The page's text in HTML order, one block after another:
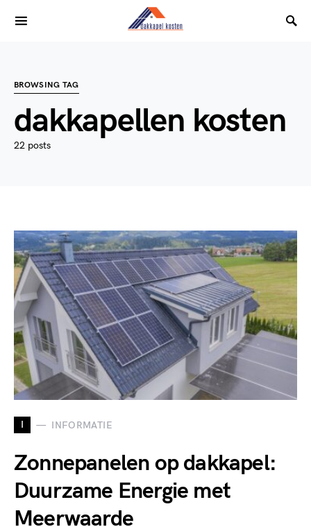
BROWSING TAG
dakkapellen kosten
22 posts
I INFORMATIE
Zonnepanelen op dakkapel:
Duurzame Energie met
Meerwaarde